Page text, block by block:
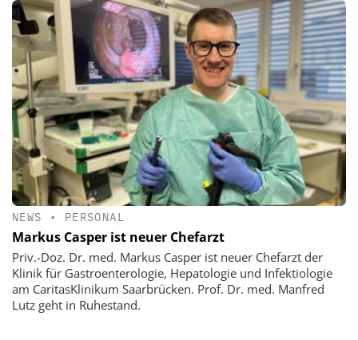
NEWS • PERSONAL
Markus Casper ist neuer Chefarzt
Priv.-Doz. Dr. med. Markus Casper ist neuer Chefarzt der
Klinik für Gastroenterologie, Hepatologie und Infektiologie
am CaritasKlinikum Saarbrücken. Prof. Dr. med. Manfred
Lutz geht in Ruhestand.